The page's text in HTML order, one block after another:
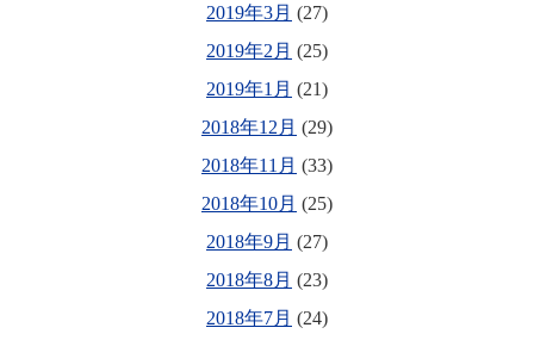
2019年3月 (27)
2019年2月 (25)
2019年1月 (21)
2018年12月 (29)
2018年11月 (33)
2018年10月 (25)
2018年9月 (27)
2018年8月 (23)
2018年7月 (24)